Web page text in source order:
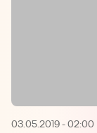
03.05.2019 - 02:00